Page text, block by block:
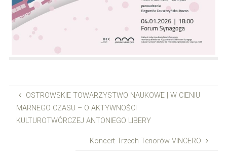
OSTROWSKIE TOWARZYSTWO NAUKOWE | W CIENIU
MARNEGO CZASU – O AKTYWNOŚCI
KULTUROTWÓRCZEJ ANTONIEGO LIBERY
Koncert Trzech Tenorów VINCERO